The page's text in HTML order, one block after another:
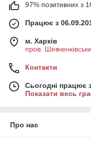
97% позитивних з
Працює з
м. Харків
пров.
Контакти
Сьогодні працює
Показати весь
Про нас